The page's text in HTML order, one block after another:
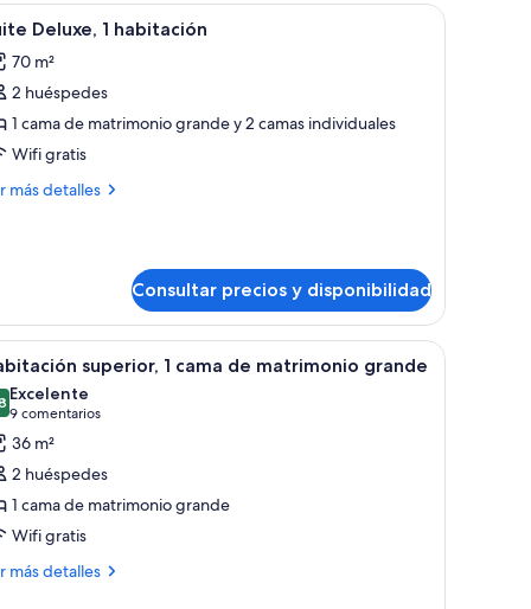
y vistas al exterior. Una cama grande con un banco, cabecera
3 Deluxe, 1 habitación
70 m²
2 huéspedes
1 cama de matrimonio grande y 2 camas individuales
Wifi gratis
más detalles
Consultar precios y disponibilidad
una cama, una mesita con un jarrón y una lámpara de pie.
Habitación de hotel con cama, escritorio,
5 superior, 1 cama de matrimonio grande
de 10
Excelente
9 comentarios
(9 comentarios)
36 m²
2 huéspedes
1 cama de matrimonio grande
Wifi gratis
más detalles